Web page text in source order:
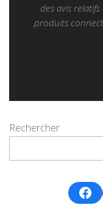
des avis
produits
Rechercher